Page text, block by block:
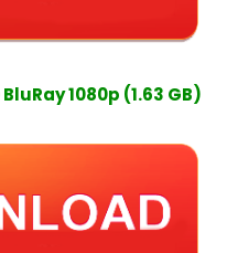
BluRay 1080p (1.63 GB)